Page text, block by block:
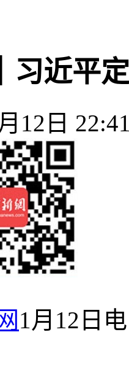
习近平
12日
1月12日